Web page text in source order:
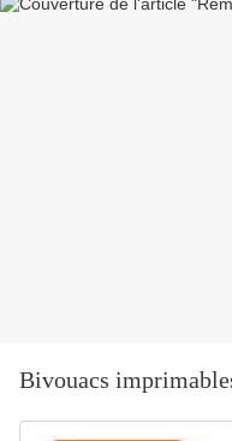
Bivouacs